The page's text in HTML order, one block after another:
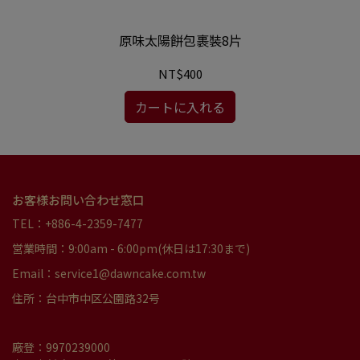
原味太陽餅包裹裝8片
NT$400
カートに入れる
お客様お問い合わせ窓口
TEL：+886-4-2359-7477
営業時間：9:00am - 6:00pm(休日は17:30まで)
Email：service1@dawncake.com.tw
住所：台中市中区公園路32号
廠登：9970239000